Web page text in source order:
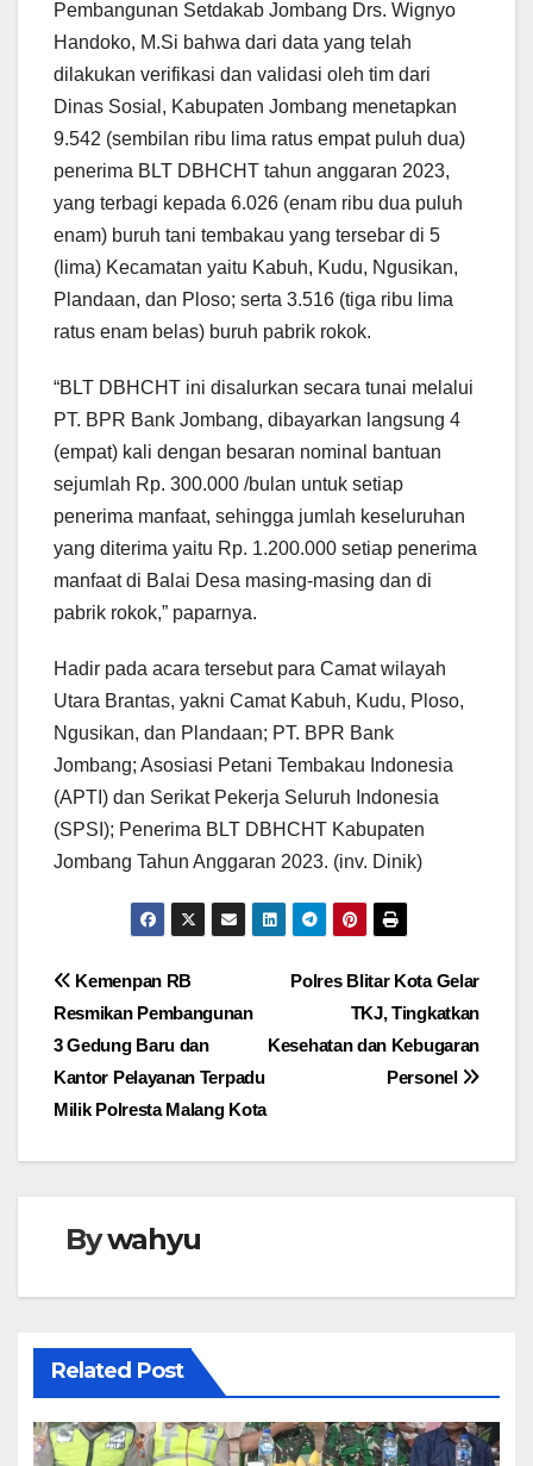
Pembangunan Setdakab Jombang Drs. Wignyo
Handoko, M.Si bahwa dari data yang telah
dilakukan verifikasi dan validasi oleh tim dari
Dinas Sosial, Kabupaten Jombang menetapkan
9.542 (sembilan ribu lima ratus empat puluh dua)
penerima BLT DBHCHT tahun anggaran 2023,
yang terbagi kepada 6.026 (enam ribu dua puluh
enam) buruh tani tembakau yang tersebar di 5
(lima) Kecamatan yaitu Kabuh, Kudu, Ngusikan,
Plandaan, dan Ploso; serta 3.516 (tiga ribu lima
ratus enam belas) buruh pabrik rokok.
“BLT DBHCHT ini disalurkan secara tunai melalui
PT. BPR Bank Jombang, dibayarkan langsung 4
(empat) kali dengan besaran nominal bantuan
sejumlah Rp. 300.000 /bulan untuk setiap
penerima manfaat, sehingga jumlah keseluruhan
yang diterima yaitu Rp. 1.200.000 setiap penerima
manfaat di Balai Desa masing-masing dan di
pabrik rokok,” paparnya.
Hadir pada acara tersebut para Camat wilayah
Utara Brantas, yakni Camat Kabuh, Kudu, Ploso,
Ngusikan, dan Plandaan; PT. BPR Bank
Jombang; Asosiasi Petani Tembakau Indonesia
(APTI) dan Serikat Pekerja Seluruh Indonesia
(SPSI); Penerima BLT DBHCHT Kabupaten
Jombang Tahun Anggaran 2023. (inv. Dinik)
Navigasi
pos
Polres Blitar Kota Gelar
TKJ, Tingkatkan
Kesehatan dan Kebugaran
Personel
Kemenpan RB
Resmikan Pembangunan
3 Gedung Baru dan
Kantor Pelayanan Terpadu
Milik Polresta Malang Kota
Bywahyu
Related Post